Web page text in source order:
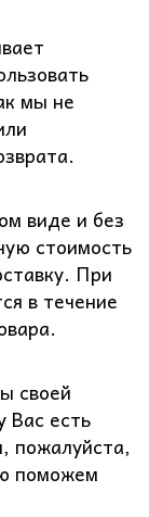
мы не
виде и без
стоимость
При
в течение
своей
Вас есть
пожалуйста,
поможем